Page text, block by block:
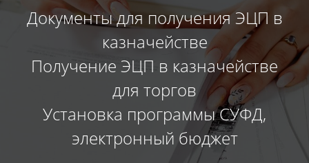
Документы для получения ЭЦП в
казначействе
Получение ЭЦП в казначействе
для торгов
Установка программы СУФД,
электронный бюджет